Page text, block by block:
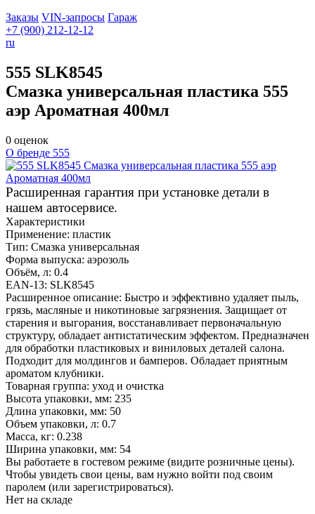
Заказы VIN-запросы Гараж
+7 (900) 212-12-12
ru
555 SLK8545
Смазка универсальная пластика 555
аэр Ароматная 400мл
0 оценок
О бренде 555
Расширенная гарантия при установке детали в
нашем автосервисе.
Характеристики
Применение: пластик
Тип: Смазка универсальная
Форма выпуска: аэрозоль
Объём, л: 0.4
EAN-13: SLK8545
Расширенное описание: Быстро и эффективно удаляет пыль,
грязь, масляные и никотиновые загрязнения. Защищает от
старения и выгорания, восстанавливает первоначальную
структуру, обладает антистатическим эффектом. Предназначен
для обработки пластиковых и виниловых деталей салона.
Подходит для молдингов и бамперов. Обладает приятным
ароматом клубники.
Товарная группа: уход и очистка
Высота упаковки, мм: 235
Длина упаковки, мм: 50
Объем упаковки, л: 0.7
Масса, кг: 0.238
Ширина упаковки, мм: 54
Вы работаете в гостевом режиме (видите розничные цены).
Чтобы увидеть свои цены, вам нужно войти под своим
паролем (или зарегистрироваться).
Нет на складе